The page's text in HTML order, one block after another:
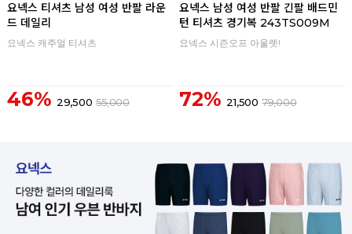
요넥스 티셔츠 남성 여성 반팔 라운
드 데일리
요넥스 캐주얼 티셔츠
46% 29,500 55,000
요넥스 남성 여성 반팔 긴팔 배드민
턴 티셔츠 경기복 243TS009M
요넥스 시즌오프 아울렛!
72% 21,500 79,000